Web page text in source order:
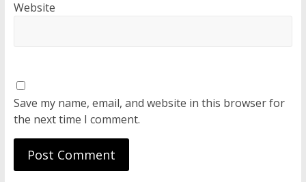
Website
Save my name, email, and website in this browser for
the next time I comment.